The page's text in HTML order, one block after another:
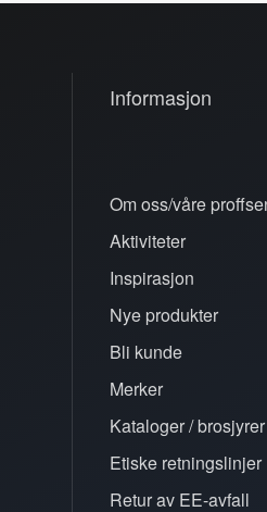
Informasjon
Om oss/våre
Aktiviteter
Inspirasjon
Nye produkter
Bli kunde
Merker
Kataloger / brosjyrer
Etiske retningslinjer
Retur av EE-avfall